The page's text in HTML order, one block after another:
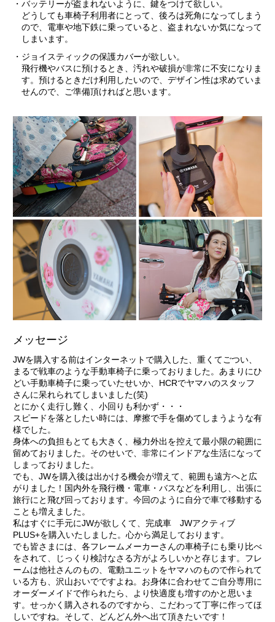
・バッテリーが盗まれないように、鍵をつけて欲しい。
どうしても車椅子利用者にとって、後ろは死角になってしまう
ので、電車や地下鉄に乗っていると、盗まれないか気になって
しまいます。
・ジョイスティックの保護カバーが欲しい。
飛行機やバスに預けるとき、汚れや破損が非常に不安になりま
す。預けるときだけ利用したいので、デザイン性は求めていま
せんので、ご準備頂ければと思います。
メッセージ
JWを購入する前はインターネットで購入した、重くてごつい、
まるで戦車のような手動車椅子に乗っておりました。あまりにひ
どい手動車椅子に乗っていたせいか、HCRでヤマハのスタッフ
さんに呆れられてしまいました(笑)
とにかく走行し難く、小回りも利かず・・・
スピードを落としたい時には、摩擦で手を傷めてしまうような有
様でした。
身体への負担もとても大きく、極力外出を控えて最小限の範囲に
留めておりました。そのせいで、非常にインドアな生活になって
しまっておりました。
でも、JWを購入後は出かける機会が増えて、範囲も遠方へと広
がりました！国内外を飛行機・電車・バスなどを利用し、出張に
旅行にと飛び回っております。今回のように自分で車で移動する
ことも増えました。
私はすぐに手元にJWが欲しくて、完成車 JWアクティブ
PLUS+を購入いたしました。心から満足しております。
でも皆さまには、各フレームメーカーさんの車椅子にも乗り比べ
をされて、じっくり検討なさる方がよろしいかと存じます。フレ
ームは他社さんのもの、電動ユニットをヤマハのもので作られて
いる方も、沢山おいでですよね。お身体に合わせてご自分専用に
オーダーメイドで作られたら、より快適度も増すのかと思いま
す。せっかく購入されるのですから、こだわって丁寧に作ってほ
しいですね。そして、どんどん外へ出て頂きたいです！